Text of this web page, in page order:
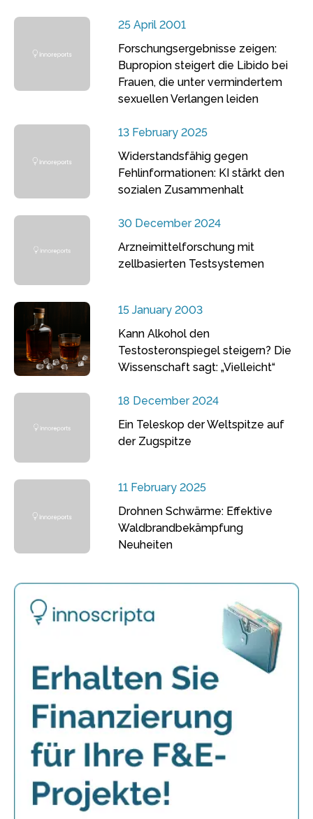
25 April 2001
Forschungsergebnisse zeigen:
Bupropion steigert die Libido bei
Frauen, die unter vermindertem
sexuellen Verlangen leiden
13 February 2025
Widerstandsfähig gegen
Fehlinformationen: KI stärkt den
sozialen Zusammenhalt
30 December 2024
Arzneimittelforschung mit
zellbasierten Testsystemen
15 January 2003
Kann Alkohol den
Testosteronspiegel steigern? Die
Wissenschaft sagt: „Vielleicht“
18 December 2024
Ein Teleskop der Weltspitze auf
der Zugspitze
11 February 2025
Drohnen Schwärme: Effektive
Waldbrandbekämpfung
Neuheiten